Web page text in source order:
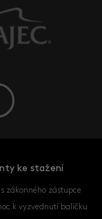
ke stažení
zákonného zástupce
k vyzvednutí balíčku